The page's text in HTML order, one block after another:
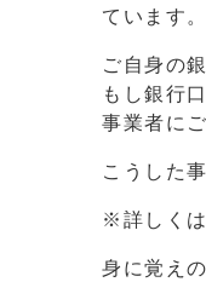
ています。
ご自身の
もし銀行
事業者に
こうした
※詳しく
身に覚え